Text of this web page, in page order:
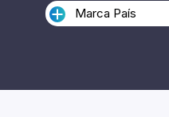
Marca País